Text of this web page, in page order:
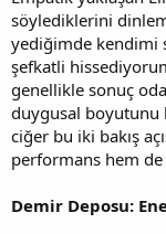
söylediklerini
yediğimde kendimi
şefkatli
genellikle sonuç
duygusal boyutunu
ciğer bu iki bakış
performans hem
Demir Deposu: